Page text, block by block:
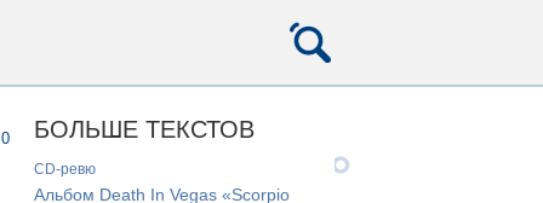
0 БОЛЬШЕ ТЕКСТОВ
CD-ревю
Альбом Death In Vegas «Scorpio